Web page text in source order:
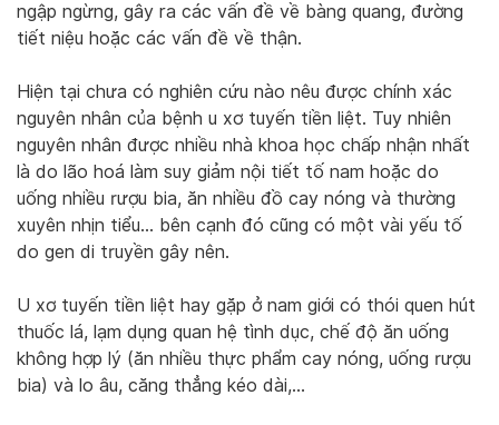
ngập ngừng, gây ra các vấn đề về bàng quang, đường
tiết niệu hoặc các vấn đề về thận.
Hiện tại chưa có nghiên cứu nào nêu được chính xác
nguyên nhân của bệnh u xơ tuyến tiền liệt. Tuy nhiên
nguyên nhân được nhiều nhà khoa học chấp nhận nhất
là do lão hoá làm suy giảm nội tiết tố nam hoặc do
uống nhiều rượu bia, ăn nhiều đồ cay nóng và thường
xuyên nhịn tiểu… bên cạnh đó cũng có một vài yếu tố
do gen di truyền gây nên.
U xơ tuyến tiền liệt hay gặp ở nam giới có thói quen hút
thuốc lá, lạm dụng quan hệ tình dục, chế độ ăn uống
không hợp lý (ăn nhiều thực phẩm cay nóng, uống rượu
bia) và lo âu, căng thẳng kéo dài,…